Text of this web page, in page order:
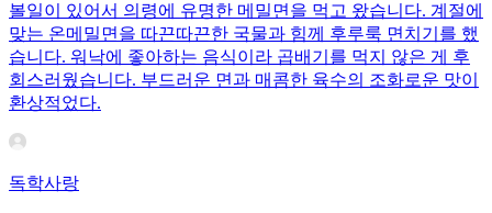
볼일이 있어서 의령에 유명한 메밀면을 먹고 왔습니다. 계절에
맞는 온메밀면을 따끈따끈한 국물과 힘께 후루룩 면치기를 했
습니다. 워낙에 좋아하는 음식이라 곱배기를 먹지 않은 게 후
회스러웠습니다. 부드러운 면과 매콤한 육수의 조화로운 맛이
환상적었다.
독학사랑